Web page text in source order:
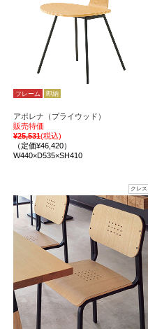
フレーム 即納
アポレナ（プライウッド）
販売特価
¥25,531(税込)
（定価¥46,420）
W440×D535×SH410
クレス